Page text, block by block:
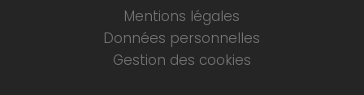
Mentions légales
Données personnelles
Gestion des cookies